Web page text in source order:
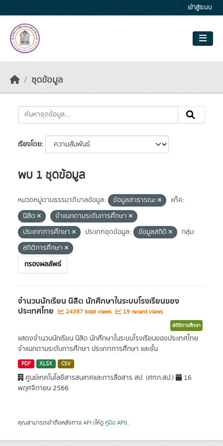
เข้าสู่ระบบ
ชุดข้อมูล
เรียงโดย
พบ 1 ชุดข้อมูล
หมวดหมู่ตามธรรมาภิบาลข้อมูล: ข้อมูลสาธารณะ
แท็ค:
นิสิต
จำแนกตามระดับการศึกษา
ประเภทการศึกษา
ประเภทชุดข้อมูล: ข้อมูลสถิติ
กลุ่ม:
สถิติการศึกษา
กรองผลลัพธ์
จำนวนนักเรียน นิสิต นักศึกษาในระบบโรงเรียนของ
ประเทศไทย 24387 total views 19 recent views
สถิติการศึกษา
แสดงจำนวนนักเรียน นิสิต นักศึกษาในระบบโรงเรียนของประเทศไทย
จำแนกตามระดับการศึกษา ประเภทการศึกษา และชั้น
PDF XLSX CSV
ศูนย์เทคโนโลยีสารสนเทศและการสื่อสาร สป. (ศทก.สป.)
16
พฤศจิกายน 2566
คุณสามารถเข้าถึงคลังทาง API (ให้ดู คู่มือ API).